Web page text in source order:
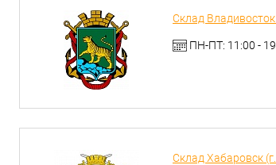
Склад
ПН-ПТ: 11:00 -
Склад Хабаровск